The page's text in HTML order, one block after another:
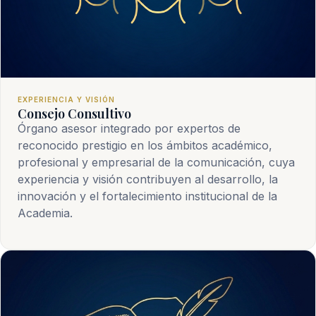
EXPERIENCIA Y VISIÓN
Consejo Consultivo
Órgano asesor integrado por expertos de
reconocido prestigio en los ámbitos académico,
profesional y empresarial de la comunicación, cuya
experiencia y visión contribuyen al desarrollo, la
innovación y el fortalecimiento institucional de la
Academia.